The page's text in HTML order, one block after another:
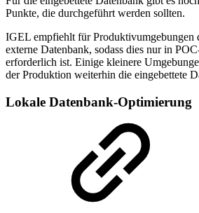
Punkte, die durchgeführt werden sollten.
IGEL empfiehlt für Produktivumgebungen
externe Datenbank, sodass dies nur in
erforderlich ist. Einige kleinere
der Produktion weiterhin die eingebettete
Lokale Datenbank-Optimierung